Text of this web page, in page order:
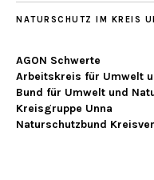
NATURSCHUTZ IM KREIS
AGON Schwerte
Arbeitskreis für Umwelt
Bund für Umwelt und
Kreisgruppe Unna
Naturschutzbund